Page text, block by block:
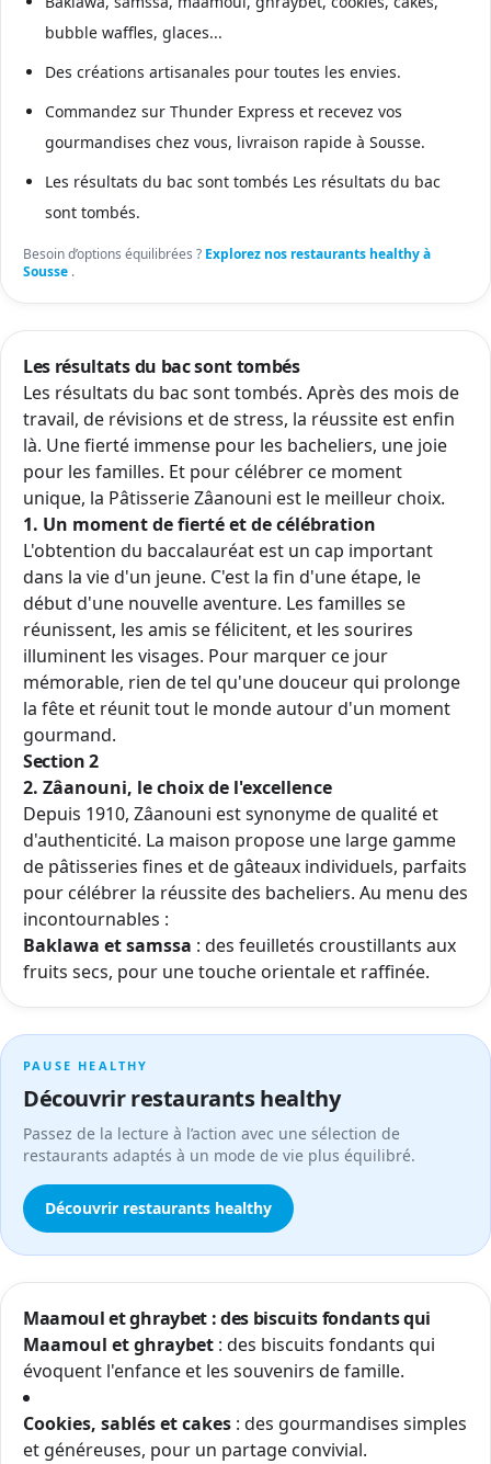
bubble waffles, glaces...
Des créations artisanales pour toutes les envies.
Commandez sur Thunder Express et recevez vos
gourmandises chez vous, livraison rapide à Sousse.
Les résultats du bac sont tombés Les résultats du bac
sont tombés.
Besoin d’options équilibrées ? Explorez nos restaurants healthy à
Sousse .
Les résultats du bac sont tombés
Les résultats du bac sont tombés. Après des mois de
travail, de révisions et de stress, la réussite est enfin
là. Une fierté immense pour les bacheliers, une joie
pour les familles. Et pour célébrer ce moment
unique, la Pâtisserie Zâanouni est le meilleur choix.
1. Un moment de fierté et de célébration
L'obtention du baccalauréat est un cap important
dans la vie d'un jeune. C'est la fin d'une étape, le
début d'une nouvelle aventure. Les familles se
réunissent, les amis se félicitent, et les sourires
illuminent les visages. Pour marquer ce jour
mémorable, rien de tel qu'une douceur qui prolonge
la fête et réunit tout le monde autour d'un moment
gourmand.
Section 2
2. Zâanouni, le choix de l'excellence
Depuis 1910, Zâanouni est synonyme de qualité et
d'authenticité. La maison propose une large gamme
de pâtisseries fines et de gâteaux individuels, parfaits
pour célébrer la réussite des bacheliers. Au menu des
incontournables :
Baklawa et samssa : des feuilletés croustillants aux
fruits secs, pour une touche orientale et raffinée.
PAUSE HEALTHY
Découvrir restaurants healthy
Passez de la lecture à l’action avec une sélection de
restaurants adaptés à un mode de vie plus équilibré.
Découvrir restaurants healthy
Maamoul et ghraybet : des biscuits fondants qui
Maamoul et ghraybet : des biscuits fondants qui
évoquent l'enfance et les souvenirs de famille.
Cookies, sablés et cakes : des gourmandises simples
et généreuses, pour un partage convivial.